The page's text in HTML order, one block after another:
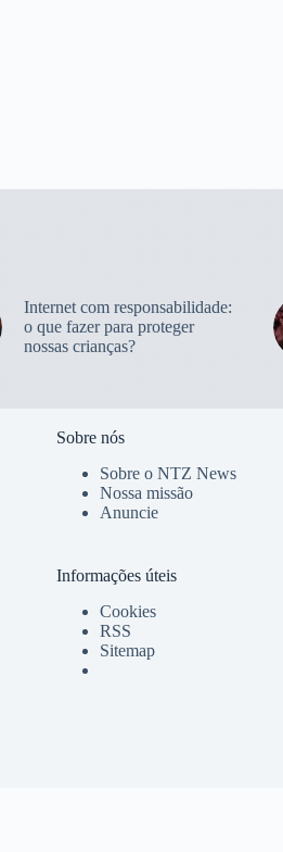
Internet com responsabilidade:
o que fazer para proteger
nossas crianças?
Sobre nós
Sobre o NTZ News
Nossa missão
Anuncie
Informações úteis
Cookies
RSS
Sitemap